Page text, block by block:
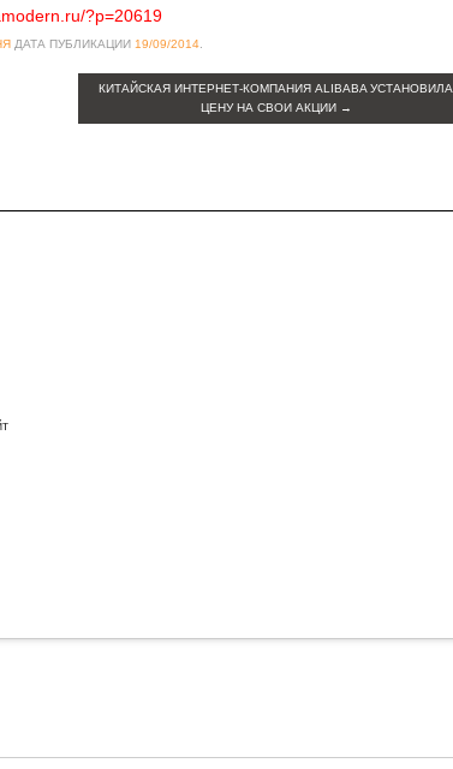
?p=20619
ДАТА ПУБЛИКАЦИИ 19/09/2014
КИТАЙСКАЯ ИНТЕРНЕТ-КОМПАНИЯ ALIBABA УСТАНОВИЛА
ЦЕНУ НА СВОИ АКЦИИ →